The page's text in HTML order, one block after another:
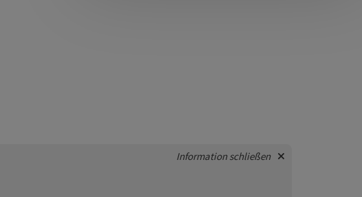
Information schließen